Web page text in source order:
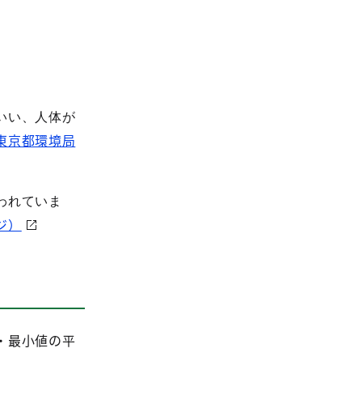
い、人体が
京都環境局
れていま
最小値の平